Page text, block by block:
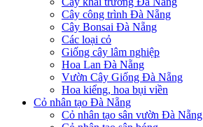
Cây công trình Đà Nẵng
Cây Bonsai Đà Nẵng
Các loại cỏ
Giống cây lâm nghiệp
Hoa Lan Đà Nẵng
Vườn Cây Giống Đà Nẵng
Hoa kiểng, hoa bụi viền
Cỏ nhân tạo Đà Nẵng
Cỏ nhân tạo sân vườn Đà Nẵng